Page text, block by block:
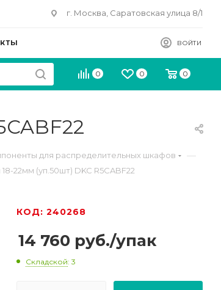
г. Москва, Саратовская улица 8/1
ВОЙТИ
0 0 0
для распределительных шкафов —
22мм (уп.50шт) DKC R5CABF22
КОД: 240268
14 760 руб./упак
Складской: 3